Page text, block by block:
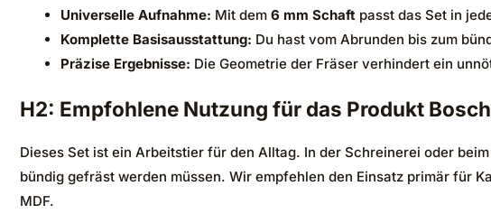
Universelle Aufnahme: Mit dem 6 mm Schaft passt das Set in
Komplette Basisausstattung: Du hast vom Abrunden bis zum
Präzise Ergebnisse: Die Geometrie der Fräser verhindert ein
H2: Empfohlene Nutzung für das Produkt
Dieses Set ist ein Arbeitstier für den Alltag. In der Schreinerei oder
bündig gefräst werden müssen. Wir empfehlen den Einsatz primär für
MDF.